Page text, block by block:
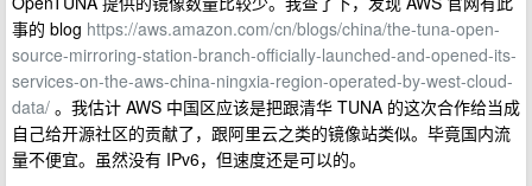
事的 blog https://aws.amazon.com/cn/blogs/china/the-tuna-open-
source-mirroring-station-branch-officially-launched-and-opened-its-
services-on-the-aws-china-ningxia-region-operated-by-west-cloud-
data/ 。我估计 AWS 中国区应该是把跟清华 TUNA 的这次合作给当成
自己给开源社区的贡献了，跟阿里云之类的镜像站类似。毕竟国内流
量不便宜。虽然没有 IPv6，但速度还是可以的。